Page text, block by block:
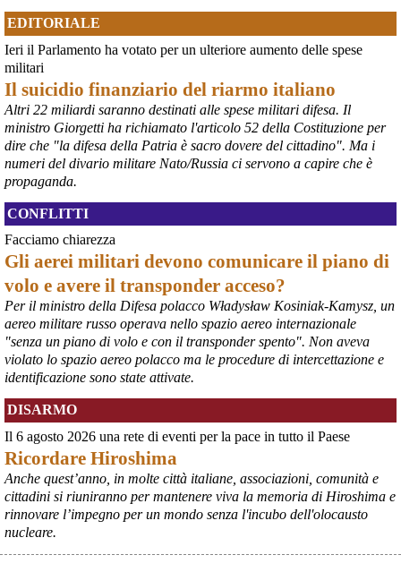
@peacelink
6/8/2026 21:36
giornalerossoblu.it/ex-ilva-sc
Nel tavolo convocato al Ministero delle Imprese e del Made in Italy,
il Governo ha annunciato l’intenzione di predisporre un
provvedimento straordinario per attenuare le conseguenze
economiche e sociali dello stop dell’area a caldo, invitando le
rappresentanze del territorio a presentare proposte operative.
#ILVA #Taranto
Ultimi cento milioni di euro per l’ex Ilva, poi non saranno più
possibili nuovi aiuti di Stato. Lo ha confermato il ministro Adolfo
Urso durante l’incontro al Mimit con le imprese dell’indotto: la
tranche conclusiva del prestito autorizzato dall’Unione europea
dovrà essere erogata entro il 9 agosto e restituita dal futuro
acquirente.
Fonte: Studio100
#ILVA #UE
@peacelink - 6/8/2026 21:08
EDITORIALE
Ieri il Parlamento ha votato per un ulteriore aumento delle spese
militari
Il suicidio finanziario del riarmo italiano
Altri 22 miliardi saranno destinati alle spese militari difesa. Il
ministro Giorgetti ha richiamato l'articolo 52 della Costituzione per
dire che "la difesa della Patria è sacro dovere del cittadino". Ma i
numeri del divario militare Nato/Russia ci servono a capire che è
propaganda.
CONFLITTI
Facciamo chiarezza
Gli aerei militari devono comunicare il piano di
volo e avere il transponder acceso?
Per il ministro della Difesa polacco Władysław Kosiniak-Kamysz, un
aereo militare russo operava nello spazio aereo internazionale
"senza un piano di volo e con il transponder spento". Non aveva
violato lo spazio aereo polacco ma le procedure di intercettazione e
identificazione sono state attivate.
DISARMO
Il 6 agosto 2026 una rete di eventi per la pace in tutto il Paese
Ricordare Hiroshima
Anche quest’anno, in molte città italiane, associazioni, comunità e
cittadini si riuniranno per mantenere viva la memoria di Hiroshima e
rinnovare l’impegno per un mondo senza l'incubo dell'olocausto
nucleare.